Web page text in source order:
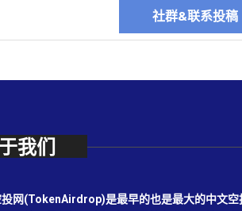
社群&联系投
我们
投网(TokenAirdrop)是最早的也是最大的中文